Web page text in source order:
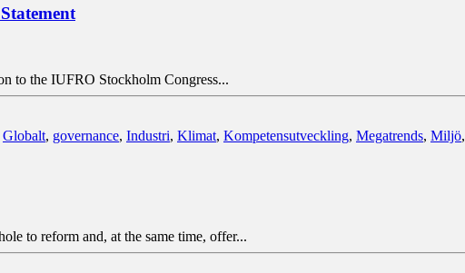
to the IUFRO Stockholm Congress...
Globalt, governance, Industri, Klimat, Kompetensutveckling, Megatrends, Miljö,
to reform and, at the same time, offer...